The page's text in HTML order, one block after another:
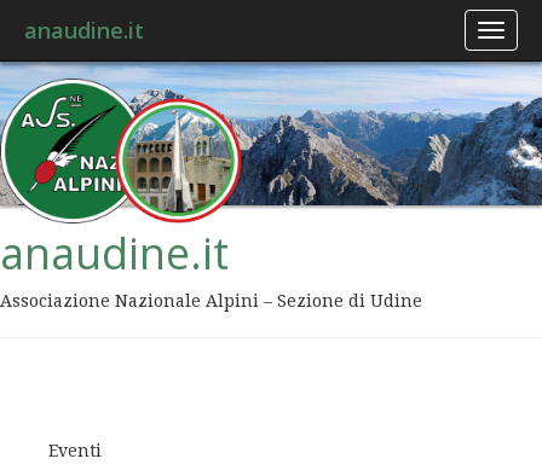
anaudine.it
anaudine.it
Associazione Nazionale Alpini – Sezione di Udine
Eventi